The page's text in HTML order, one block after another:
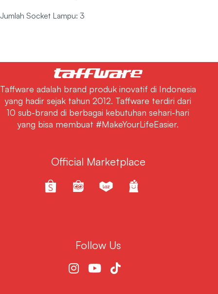
Jumlah Socket Lampu: 3
Taffware adalah brand produk inovatif di Indonesia
yang hadir sejak tahun 2012. Taffware terdiri dari
10 sub-brand di berbagai kebutuhan sehari-hari
yang bisa membuat #MakeYourLifeEasier.
Official Marketplace
Follow Us